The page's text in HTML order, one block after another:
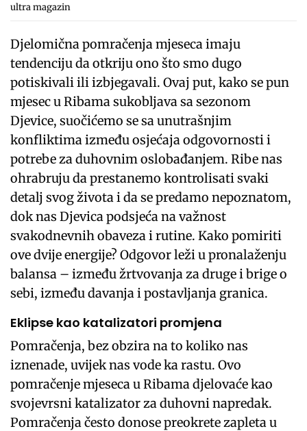
ultra magazin
Djelomična pomračenja mjeseca imaju
tendenciju da otkriju ono što smo dugo
potiskivali ili izbjegavali. Ovaj put, kako se pun
mjesec u Ribama sukobljava sa sezonom
Djevice, suočićemo se sa unutrašnjim
konfliktima između osjećaja odgovornosti i
potrebe za duhovnim oslobađanjem. Ribe nas
ohrabruju da prestanemo kontrolisati svaki
detalj svog života i da se predamo nepoznatom,
dok nas Djevica podsjeća na važnost
svakodnevnih obaveza i rutine. Kako pomiriti
ove dvije energije? Odgovor leži u pronalaženju
balansa – između žrtvovanja za druge i brige o
sebi, između davanja i postavljanja granica.
Eklipse kao katalizatori promjena
Pomračenja, bez obzira na to koliko nas
iznenade, uvijek nas vode ka rastu. Ovo
pomračenje mjeseca u Ribama djelovaće kao
svojevrsni katalizator za duhovni napredak.
Pomračenja često donose preokrete zapleta u